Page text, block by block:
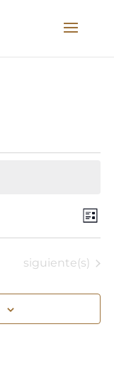
de
de
de
Lista
Eventos
siguiente(s)